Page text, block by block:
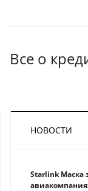
Все о
НОВОСТИ
Starlink Маска